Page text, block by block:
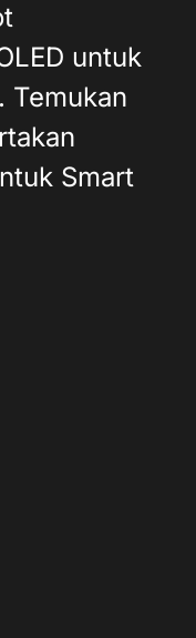
untuk
Temukan
Smart